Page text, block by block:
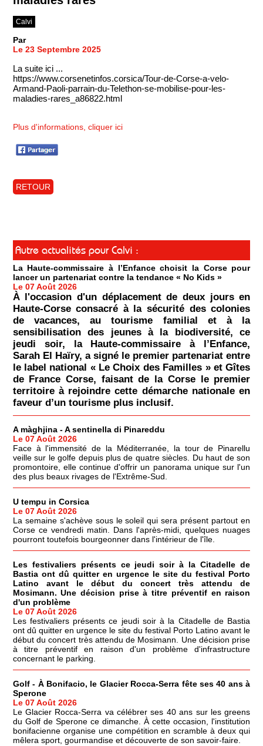
Calvi
Par
Le 23 Septembre 2025
La suite ici ...
https://www.corsenetinfos.corsica/Tour-de-Corse-a-velo-
Armand-Paoli-parrain-du-Telethon-se-mobilise-pour-les-
maladies-rares_a86822.html
Plus d'informations, cliquer ici
RETOUR
Autre actualités pour Calvi :
La Haute-commissaire à l’Enfance choisit la Corse pour
lancer un partenariat contre la tendance « No Kids »
Le 07 Août 2026
À l'occasion d'un déplacement de deux jours en
Haute-Corse consacré à la sécurité des colonies
de vacances, au tourisme familial et à la
sensibilisation des jeunes à la biodiversité, ce
jeudi soir, la Haute-commissaire à l’Enfance,
Sarah El Haïry, a signé le premier partenariat entre
le label national « Le Choix des Familles » et Gîtes
de France Corse, faisant de la Corse le premier
territoire à rejoindre cette démarche nationale en
faveur d’un tourisme plus inclusif.
A màghjina - A sentinella di Pinareddu
Le 07 Août 2026
Face à l'immensité de la Méditerranée, la tour de Pinarellu
veille sur le golfe depuis plus de quatre siècles. Du haut de son
promontoire, elle continue d'offrir un panorama unique sur l'un
des plus beaux rivages de l'Extrême-Sud.
U tempu in Corsica
Le 07 Août 2026
La semaine s'achève sous le soleil qui sera présent partout en
Corse ce vendredi matin. Dans l'après-midi, quelques nuages
pourront toutefois bourgeonner dans l'intérieur de l'île.
Les festivaliers présents ce jeudi soir à la Citadelle de
Bastia ont dû quitter en urgence le site du festival Porto
Latino avant le début du concert très attendu de
Mosimann. Une décision prise à titre préventif en raison
d'un problème
Le 07 Août 2026
Les festivaliers présents ce jeudi soir à la Citadelle de Bastia
ont dû quitter en urgence le site du festival Porto Latino avant le
début du concert très attendu de Mosimann. Une décision prise
à titre préventif en raison d'un problème d'infrastructure
concernant le parking.
Golf - À Bonifacio, le Glacier Rocca-Serra fête ses 40 ans à
Sperone
Le 07 Août 2026
Le Glacier Rocca-Serra va célébrer ses 40 ans sur les greens
du Golf de Sperone ce dimanche. À cette occasion, l'institution
bonifacienne organise une compétition en scramble à deux qui
mêlera sport, gourmandise et découverte de son savoir-faire.